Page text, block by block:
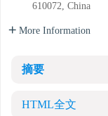
610072, China
More Information
摘要
HTML全文